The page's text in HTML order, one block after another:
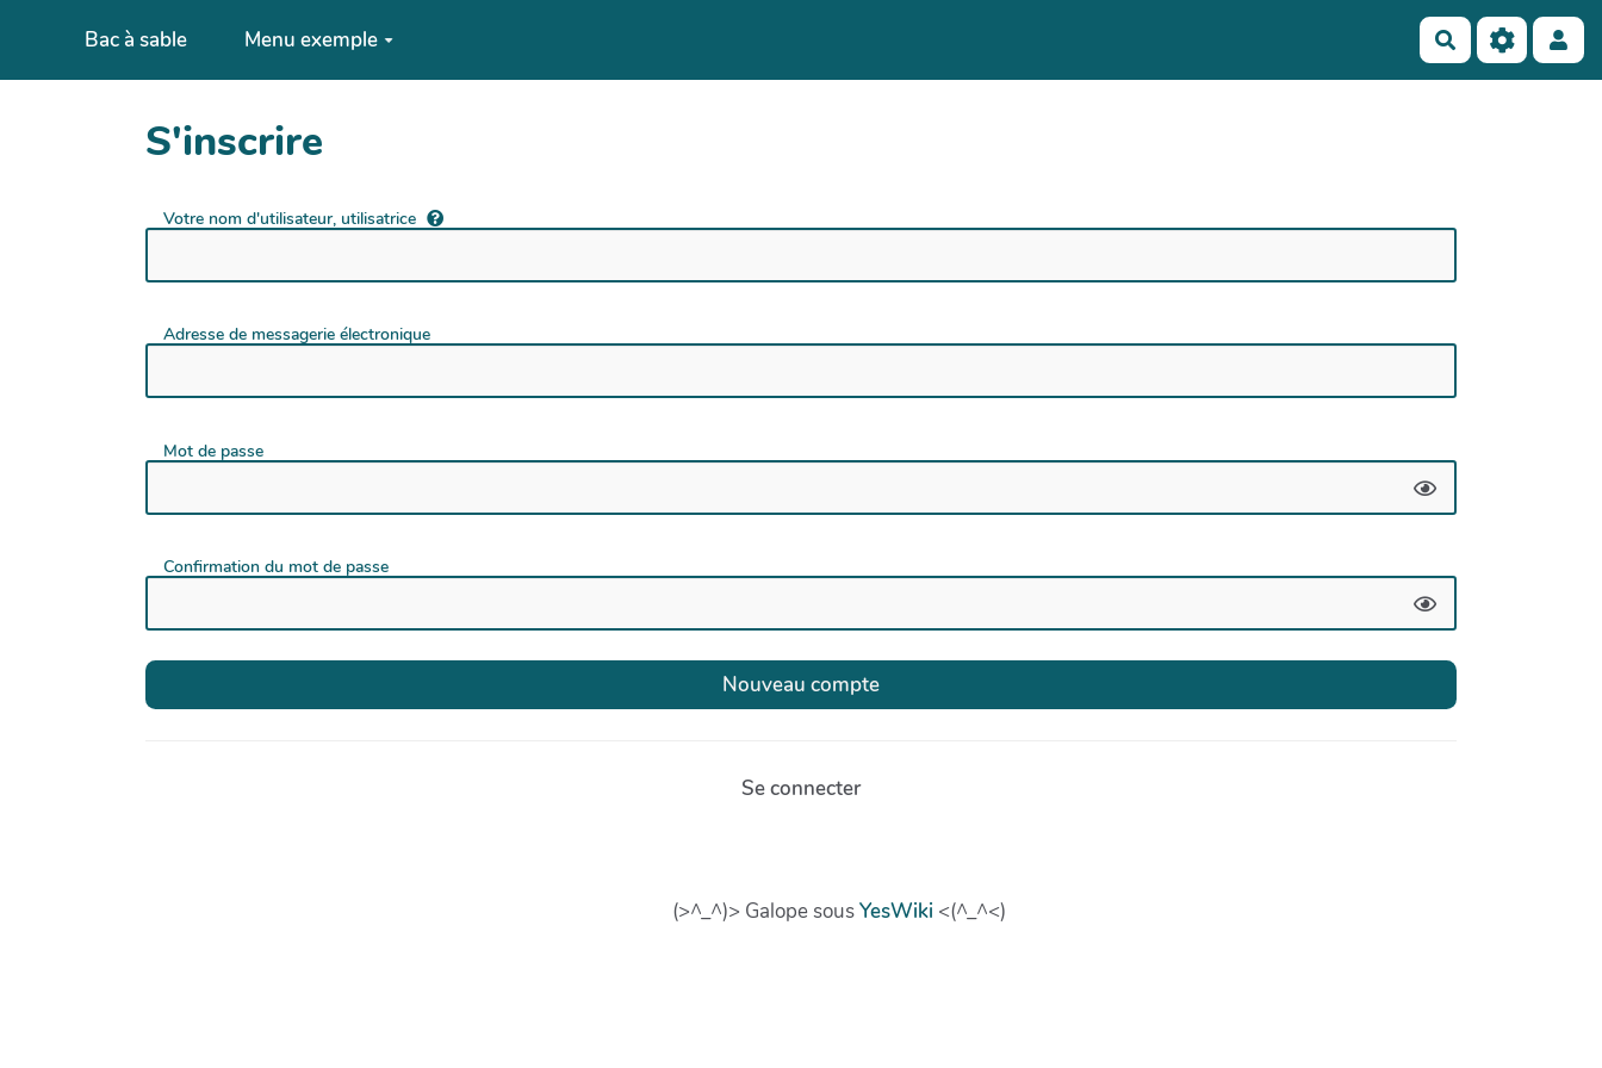
Aller au contenu principal
Bac à sable Menu exemple Rechercher
S'inscrire
Votre nom d'utilisateur, utilisatrice
Adresse de messagerie électronique
Mot de passe
Confirmation du mot de passe
Se connecter
(>^_^)> Galope sousYesWiki <(^_^<)